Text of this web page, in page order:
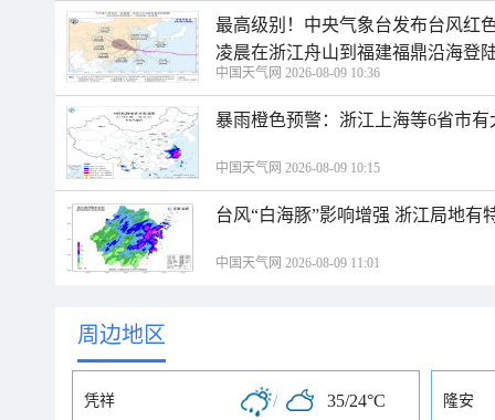
最高级别！中央气象台发布台风红
凌晨在浙江舟山到福建福鼎沿海登
中国天气网 2026-08-09 10:36
暴雨橙色预警：浙江上海等6省市
中国天气网 2026-08-09 10:15
台风“白海豚”影响增强 浙江局地有
中国天气网 2026-08-09 11:01
周边地区
凭祥 / 35/24°C 隆安